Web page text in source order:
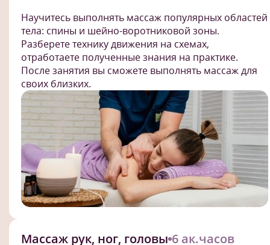
Научитесь выполнять массаж популярных областей
тела: спины и шейно-воротниковой зоны.
Разберете технику движения на схемах,
отработаете полученные знания на практике.
После занятия вы сможете выполнять массаж для
своих близких.
Массаж рук, ног, головы 6 ак.часов